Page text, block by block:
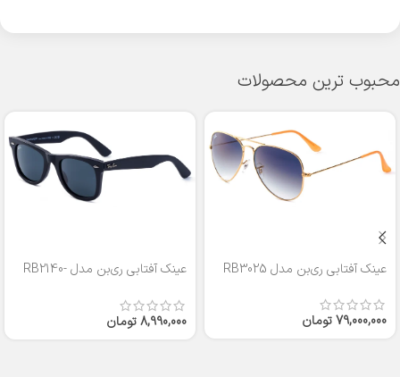
محبوب ترین محصولات
عینک آفتابی ری‌بن مدل RB3025
79,000,000تومان
عینک آفتابی ری‌بن مدل RB2140-
8,990,000تومان